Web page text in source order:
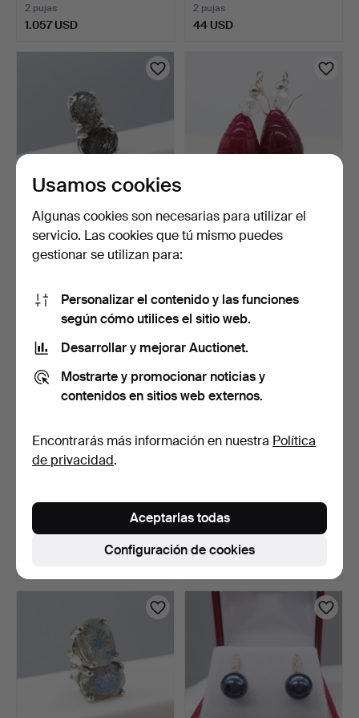
2 pujas
1.057 USD
2 pujas
44 USD
Pendientes de botón de
CUARZO RUTILADO nat…
5 días
61 USD
PENDIENTES DE GOTA
CON RUBÍ.
95 USD
AMATISTA VERDE Y D…
5 días
IRIDISCENTES Y
Estimación
Usamos cookies
Algunas cookies son necesarias para utilizar el
servicio. Las cookies que tú mismo puedes
gestionar se utilizan para:
Personalizar el contenido y las funciones
según cómo utilices el sitio web.
Desarrollar y mejorar Auctionet.
Mostrarte y promocionar noticias y
contenidos en sitios web externos.
Encontrarás más información en nuestra Política
de privacidad.
Configuración de cookies
Aceptarlas todas